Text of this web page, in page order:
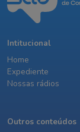
Intitucional
Home
Expediente
Nossas rádios
Outros conteúdos